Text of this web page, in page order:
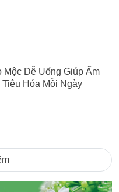
Mộc Dễ Uống Giúp Ấm
Hóa Mỗi Ngày